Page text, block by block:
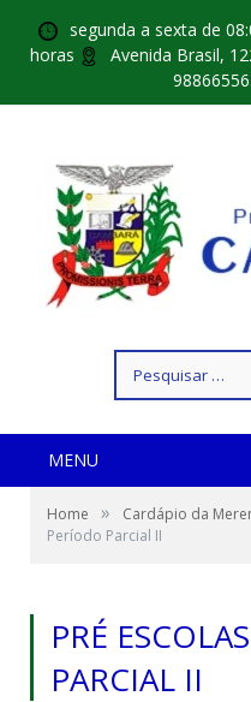
segunda a sexta de
horas
Avenida Brasil,
por:
MENU
Home » Cardápio da
Período Parcial II
PRÉ
PARCIAL II